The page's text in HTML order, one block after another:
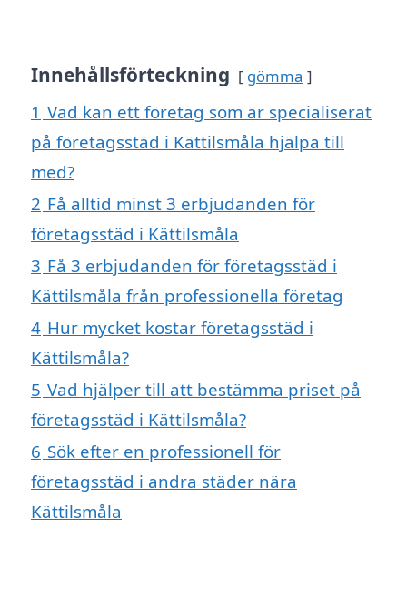
Innehållsförteckning gömma
1 Vad kan ett företag som är specialiserat
på företagsstäd i Kättilsmåla hjälpa till
med?
2 Få alltid minst 3 erbjudanden för
företagsstäd i Kättilsmåla
3 Få 3 erbjudanden för företagsstäd i
Kättilsmåla från professionella företag
4 Hur mycket kostar företagsstäd i
Kättilsmåla?
5 Vad hjälper till att bestämma priset på
företagsstäd i Kättilsmåla?
6 Sök efter en professionell för
företagsstäd i andra städer nära
Kättilsmåla